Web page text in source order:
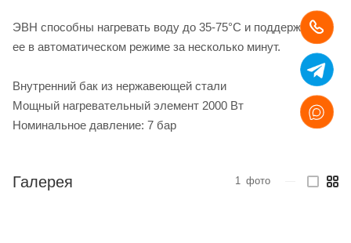
ЭВН способны нагревать воду до 35-75°С и поддерживать
ее в автоматическом режиме за несколько минут.
Внутренний бак из нержавеющей стали
Мощный нагревательный элемент 2000 Вт
Номинальное давление: 7 бар
Галерея 1 фото